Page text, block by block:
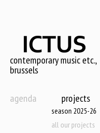
content
contemporary music etc.,
brussels
agenda projects
season 2025-26
all our projects